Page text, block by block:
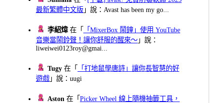
最新繁體中文版 」說：Avast has been my go...
李紹煒在「
「MixerBox 鬧鐘」使用 YouTube
音樂當鬧鈴聲！讓你舒服的醒來～ 」說：
liweiwei0123roy@gmai...
Tugy 在「
「打地鼠學唐詩」讓你長智慧的好
遊戲 」說：uugi
Aston 在「Picker Wheel 線上隨機抽籤工具，